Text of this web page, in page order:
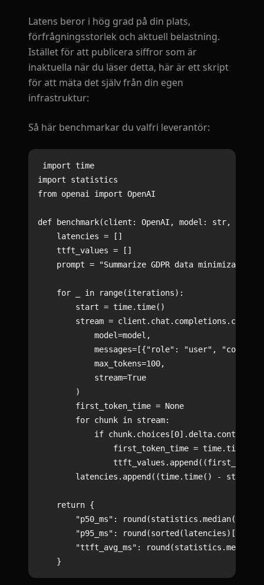
Latens beror i hög grad på din plats,
förfrågningsstorlek och aktuell belastning.
Istället för att publicera siffror som är
inaktuella när du läser detta, här är ett skript
för att mäta det själv från din egen
infrastruktur:
Så här benchmarkar du valfri leverantör:
import time
import statistics
from openai import OpenAI
def benchmark(client: OpenAI, model: str,
    latencies = []
    ttft_values = []
prompt = "Summarize GDPR data minimization
    for _ in range(iterations):
        start = time.time()
        stream = client.chat.completions.create(
            model=model,
messages=[{"role": "user",
            max_tokens=100,
            stream=True
        )
        first_token_time = None
        for chunk in stream:
if chunk.choices[0].delta.content
                first_token_time = time.time()
latencies.append((time.time() - start)
    return {
"p50_ms":
"p95_ms":
"ttft_avg_ms":